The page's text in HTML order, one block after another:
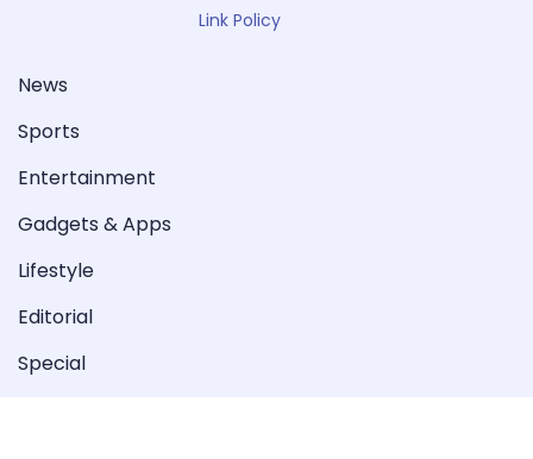
Link Policy
News
Sports
Entertainment
Gadgets & Apps
Lifestyle
Editorial
Special